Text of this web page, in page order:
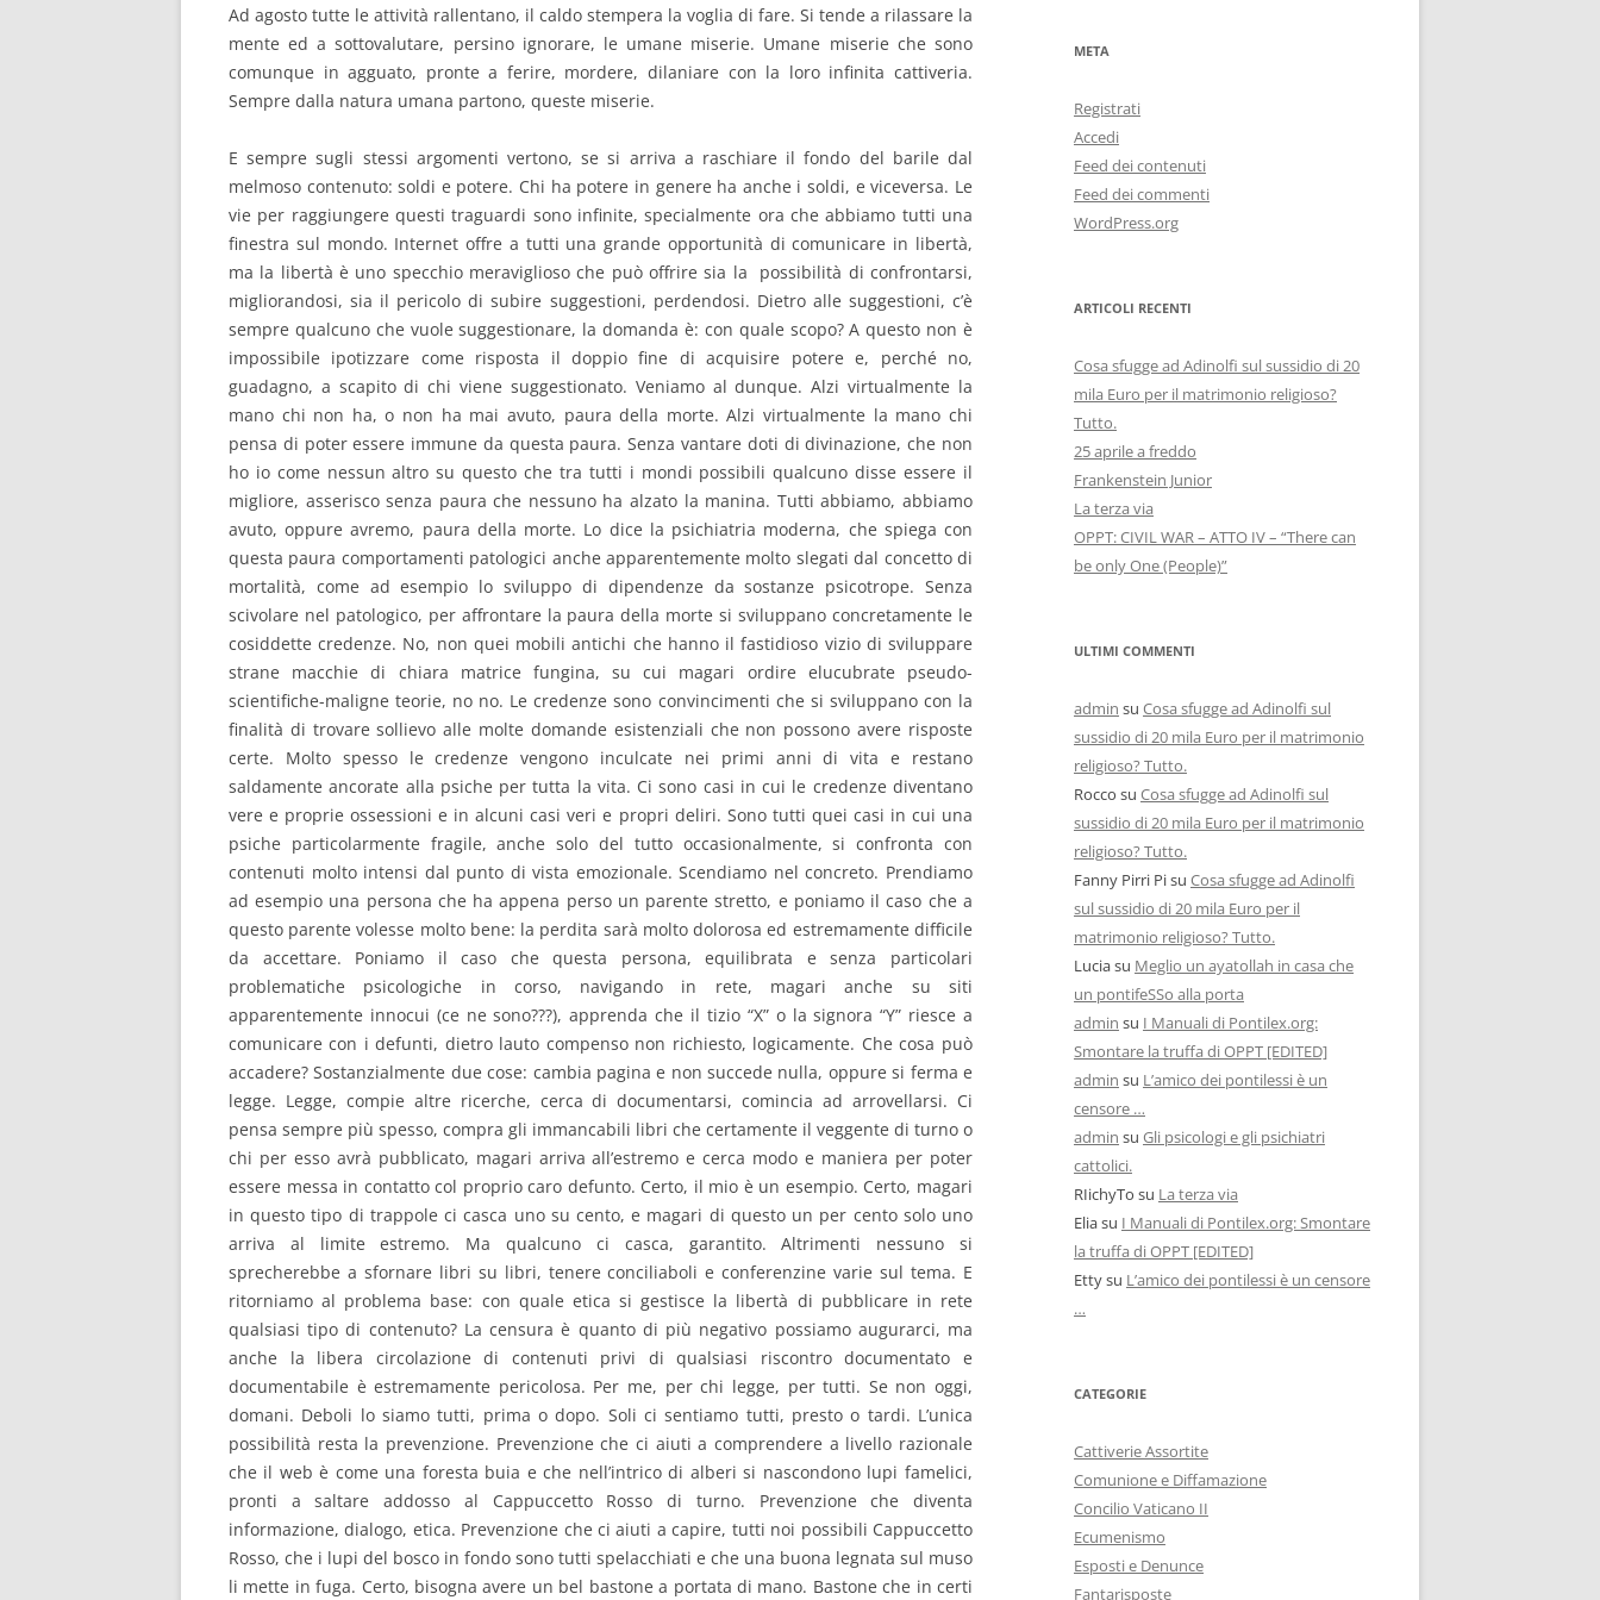
Ad agosto tutte le attività rallentano, il caldo stempera la voglia di fare. Si tende a rilassare la
mente ed a sottovalutare, persino ignorare, le umane miserie. Umane miserie che sono
comunque in agguato, pronte a ferire, mordere, dilaniare con la loro infinita cattiveria.
Sempre dalla natura umana partono, queste miserie.
E sempre sugli stessi argomenti vertono, se si arriva a raschiare il fondo del barile dal
melmoso contenuto: soldi e potere. Chi ha potere in genere ha anche i soldi, e viceversa. Le
vie per raggiungere questi traguardi sono infinite, specialmente ora che abbiamo tutti una
finestra sul mondo. Internet offre a tutti una grande opportunità di comunicare in libertà,
ma la libertà è uno specchio meraviglioso che può offrire sia la possibilità di confrontarsi,
migliorandosi, sia il pericolo di subire suggestioni, perdendosi. Dietro alle suggestioni, c’è
sempre qualcuno che vuole suggestionare, la domanda è: con quale scopo? A questo non è
impossibile ipotizzare come risposta il doppio fine di acquisire potere e, perché no,
guadagno, a scapito di chi viene suggestionato. Veniamo al dunque. Alzi virtualmente la
mano chi non ha, o non ha mai avuto, paura della morte. Alzi virtualmente la mano chi
pensa di poter essere immune da questa paura. Senza vantare doti di divinazione, che non
ho io come nessun altro su questo che tra tutti i mondi possibili qualcuno disse essere il
migliore, asserisco senza paura che nessuno ha alzato la manina. Tutti abbiamo, abbiamo
avuto, oppure avremo, paura della morte. Lo dice la psichiatria moderna, che spiega con
questa paura comportamenti patologici anche apparentemente molto slegati dal concetto di
mortalità, come ad esempio lo sviluppo di dipendenze da sostanze psicotrope. Senza
scivolare nel patologico, per affrontare la paura della morte si sviluppano concretamente le
cosiddette credenze. No, non quei mobili antichi che hanno il fastidioso vizio di sviluppare
strane macchie di chiara matrice fungina, su cui magari ordire elucubrate pseudo-
scientifiche-maligne teorie, no no. Le credenze sono convincimenti che si sviluppano con la
finalità di trovare sollievo alle molte domande esistenziali che non possono avere risposte
certe. Molto spesso le credenze vengono inculcate nei primi anni di vita e restano
saldamente ancorate alla psiche per tutta la vita. Ci sono casi in cui le credenze diventano
vere e proprie ossessioni e in alcuni casi veri e propri deliri. Sono tutti quei casi in cui una
psiche particolarmente fragile, anche solo del tutto occasionalmente, si confronta con
contenuti molto intensi dal punto di vista emozionale. Scendiamo nel concreto. Prendiamo
ad esempio una persona che ha appena perso un parente stretto, e poniamo il caso che a
questo parente volesse molto bene: la perdita sarà molto dolorosa ed estremamente difficile
da accettare. Poniamo il caso che questa persona, equilibrata e senza particolari
problematiche psicologiche in corso, navigando in rete, magari anche su siti
apparentemente innocui (ce ne sono???), apprenda che il tizio “X” o la signora “Y” riesce a
comunicare con i defunti, dietro lauto compenso non richiesto, logicamente. Che cosa può
accadere? Sostanzialmente due cose: cambia pagina e non succede nulla, oppure si ferma e
legge. Legge, compie altre ricerche, cerca di documentarsi, comincia ad arrovellarsi. Ci
pensa sempre più spesso, compra gli immancabili libri che certamente il veggente di turno o
chi per esso avrà pubblicato, magari arriva all’estremo e cerca modo e maniera per poter
essere messa in contatto col proprio caro defunto. Certo, il mio è un esempio. Certo, magari
in questo tipo di trappole ci casca uno su cento, e magari di questo un per cento solo uno
arriva al limite estremo. Ma qualcuno ci casca, garantito. Altrimenti nessuno si
sprecherebbe a sfornare libri su libri, tenere conciliaboli e conferenzine varie sul tema. E
ritorniamo al problema base: con quale etica si gestisce la libertà di pubblicare in rete
qualsiasi tipo di contenuto? La censura è quanto di più negativo possiamo augurarci, ma
anche la libera circolazione di contenuti privi di qualsiasi riscontro documentato e
documentabile è estremamente pericolosa. Per me, per chi legge, per tutti. Se non oggi,
domani. Deboli lo siamo tutti, prima o dopo. Soli ci sentiamo tutti, presto o tardi. L’unica
possibilità resta la prevenzione. Prevenzione che ci aiuti a comprendere a livello razionale
che il web è come una foresta buia e che nell’intrico di alberi si nascondono lupi famelici,
pronti a saltare addosso al Cappuccetto Rosso di turno. Prevenzione che diventa
informazione, dialogo, etica. Prevenzione che ci aiuti a capire, tutti noi possibili Cappuccetto
Rosso, che i lupi del bosco in fondo sono tutti spelacchiati e che una buona legnata sul muso
li mette in fuga. Certo, bisogna avere un bel bastone a portata di mano. Bastone che in certi
META
Registrati
Accedi
Feed dei contenuti
Feed dei commenti
WordPress.org
ARTICOLI RECENTI
Cosa sfugge ad Adinolfi sul sussidio di 20
mila Euro per il matrimonio religioso?
Tutto.
25 aprile a freddo
Frankenstein Junior
La terza via
OPPT: CIVIL WAR – ATTO IV – “There can
be only One (People)”
ULTIMI COMMENTI
admin su Cosa sfugge ad Adinolfi sul
sussidio di 20 mila Euro per il matrimonio
religioso? Tutto.
Rocco su Cosa sfugge ad Adinolfi sul
sussidio di 20 mila Euro per il matrimonio
religioso? Tutto.
Fanny Pirri Pisu Cosa sfugge ad Adinolfi
sul sussidio di 20 mila Euro per il
matrimonio religioso? Tutto.
Luciasu Meglio un ayatollah in casa che
un pontifeSSo alla porta
admin su I Manuali di Pontilex.org:
Smontare la truffa di OPPT [EDITED]
admin su L’amico dei pontilessi è un
censore …
admin su Gli psicologi e gli psichiatri
cattolici.
RIichyTo su La terza via
Eliasu I Manuali di Pontilex.org: Smontare
la truffa di OPPT [EDITED]
Ettysu L’amico dei pontilessi è un censore
…
CATEGORIE
Cattiverie Assortite
Comunione e Diffamazione
Concilio Vaticano II
Ecumenismo
Esposti e Denunce
Fantarisposte